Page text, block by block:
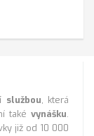
celých
židlí
službou, která
také vynášku.
již od 10 000